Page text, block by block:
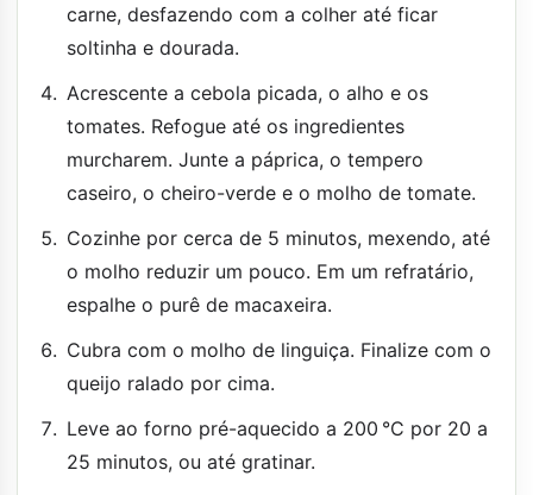
carne, desfazendo com a colher até ficar
soltinha e dourada.
Acrescente a cebola picada, o alho e os
tomates. Refogue até os ingredientes
murcharem. Junte a páprica, o tempero
caseiro, o cheiro-verde e o molho de tomate.
Cozinhe por cerca de 5 minutos, mexendo, até
o molho reduzir um pouco. Em um refratário,
espalhe o purê de macaxeira.
Cubra com o molho de linguiça. Finalize com o
queijo ralado por cima.
Leve ao forno pré-aquecido a 200 °C por 20 a
25 minutos, ou até gratinar.